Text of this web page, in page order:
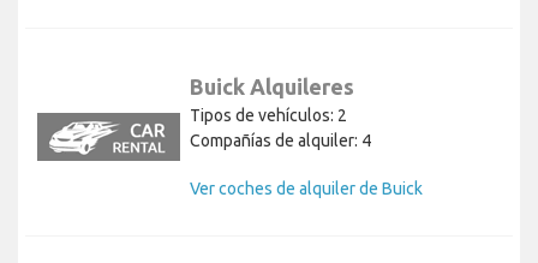
Buick Alquileres
Tipos de vehículos: 2
Compañías de alquiler: 4
Ver coches de alquiler de Buick